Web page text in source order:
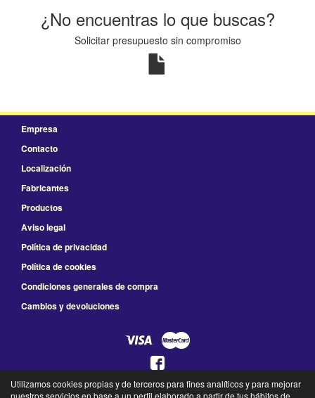
¿No encuentras lo que buscas?
Solicitar presupuesto sin compromiso
Empresa
Contacto
Localización
Fabricantes
Productos
Aviso legal
Política de privacidad
Política de cookies
Condiciones generales de compra
Cambios y devoluciones
925 78 41 66
Utilizamos cookies propias y de terceros para fines analíticos y para mejorar
nuestros servicios en base a un perfil elaborado a partir de tus hábitos de